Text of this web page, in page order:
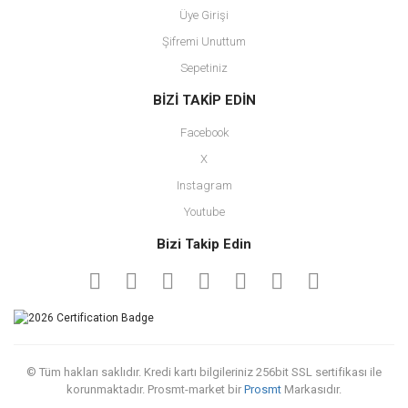
Üye Girişi
Şifremi Unuttum
Sepetiniz
BİZİ TAKİP EDİN
Facebook
X
Instagram
Youtube
Bizi Takip Edin
© Tüm hakları saklıdır. Kredi kartı bilgileriniz 256bit SSL sertifikası ile
korunmaktadır. Prosmt-market bir Prosmt Markasıdır.